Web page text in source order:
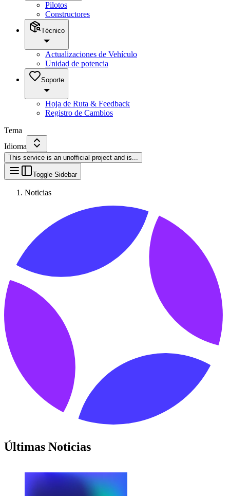
Pilotos
Constructores
Técnico
Actualizaciones de Vehículo
Unidad de potencia
Soporte
Hoja de Ruta & Feedback
Registro de Cambios
Tema
Idioma
This service is an unofficial project and is...
Toggle Sidebar
Noticias
Últimas Noticias